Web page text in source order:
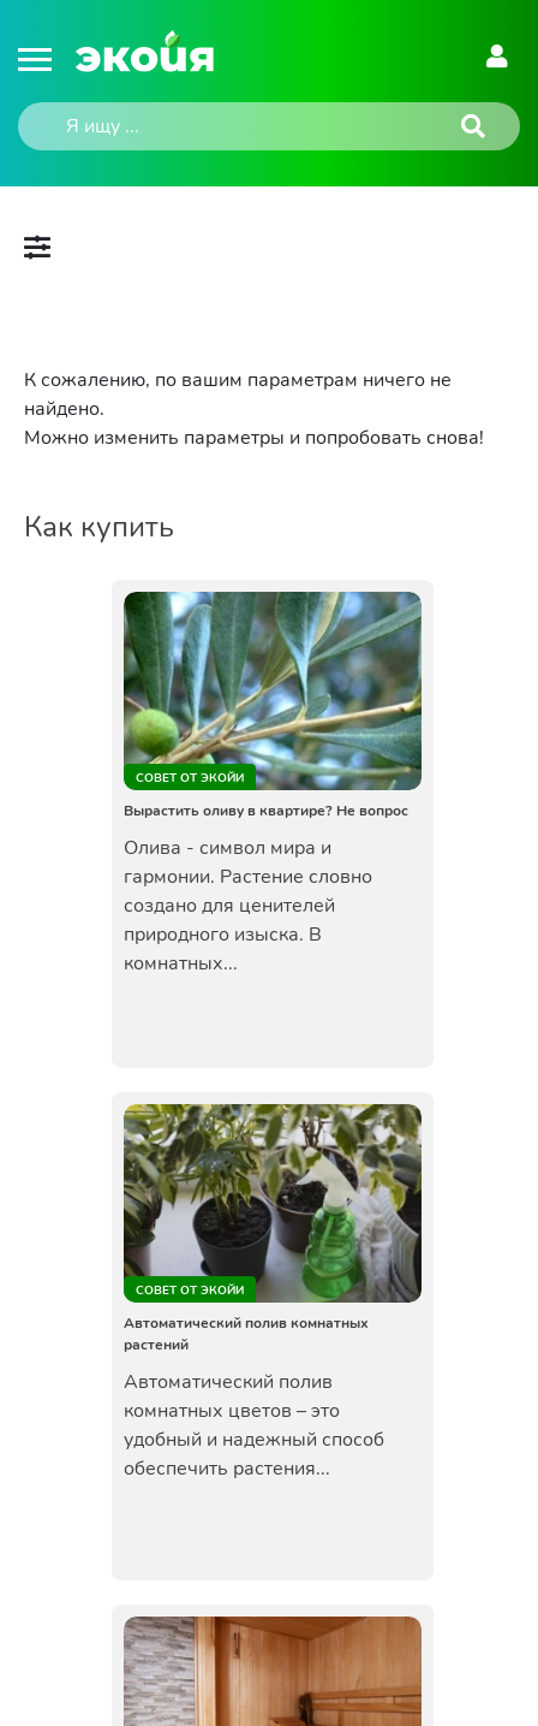
К сожалению, по вашим параметрам ничего не
найдено.
Можно изменить параметры и попробовать снова!
Как купить
СОВЕТ ОТ ЭКОЙИ
Вырастить оливу в квартире? Не вопрос
Олива - символ мира и
гармонии. Растение словно
создано для ценителей
природного изыска. В
комнатных...
СОВЕТ ОТ ЭКОЙИ
Автоматический полив комнатных
растений
Автоматический полив
комнатных цветов – это
удобный и надежный способ
обеспечить растения...